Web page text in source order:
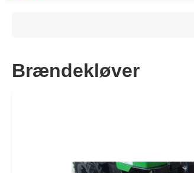
Outlet
Brændekløver